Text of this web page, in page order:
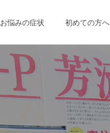
お悩みの症状 初めての方へ